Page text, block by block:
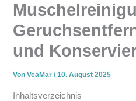
und
VonVeaMar/10. August 2025
Inhaltsverzeichnis